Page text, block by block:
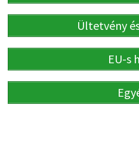
Ültetvény
EU-s